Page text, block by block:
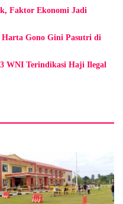
Faktor Ekonomi Jadi
Gono Gini Pasutri di
WNI Terindikasi Haji Ilegal